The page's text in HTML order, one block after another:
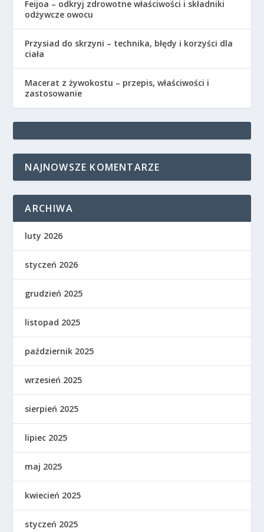
Feijoa – odkryj zdrowotne właściwości i składniki
odżywcze owocu
Przysiad do skrzyni – technika, błędy i korzyści dla
ciała
Macerat z żywokostu – przepis, właściwości i
zastosowanie
NAJNOWSZE KOMENTARZE
ARCHIWA
luty 2026
styczeń 2026
grudzień 2025
listopad 2025
październik 2025
wrzesień 2025
sierpień 2025
lipiec 2025
maj 2025
kwiecień 2025
styczeń 2025